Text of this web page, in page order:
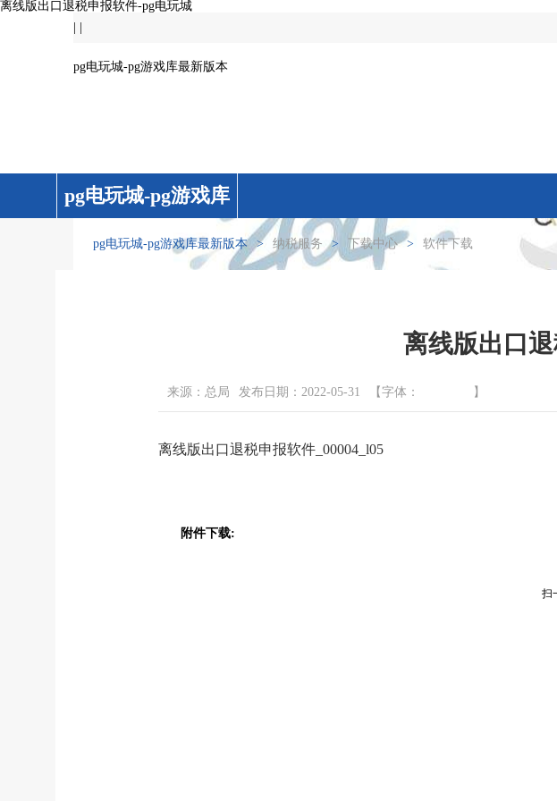
离线版出口退税申报软件-pg电玩城
pg电玩城-pg游戏库最新版本
pg电玩城-pg游戏库
最新版本
pg电玩城-pg游戏库最新版本 > 纳税服务 > 下载中心 > 软件下载
离线版出口
来源：总局 发布日期：2022-05-31 【字体： 】
离线版出口退税申报软件_00004_l05
附件下载:
扫